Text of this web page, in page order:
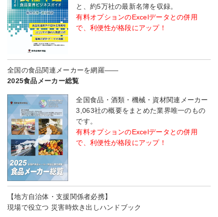
と、約5万社の最新名簿を収録。
有料オプションのExcelデータとの併用
で、利便性が格段にアップ！
全国の食品関連メーカーを網羅――
2025食品メーカー総覧
全国食品・酒類・機械・資材関連メーカー
3,063社の概要をまとめた業界唯一のもの
です。
有料オプションのExcelデータとの併用
で、利便性が格段にアップ！
【地方自治体・支援関係者必携】
現場で役立つ 災害時炊き出しハンドブック